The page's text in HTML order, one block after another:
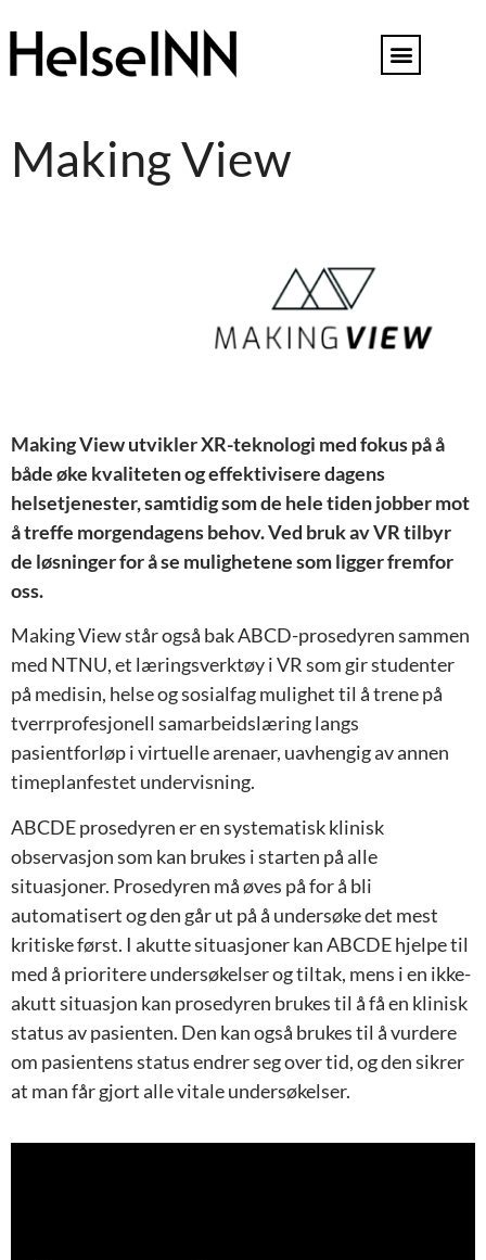
Making View
Making View utvikler XR-teknologi med fokus på å
både øke kvaliteten og effektivisere dagens
helsetjenester, samtidig som de hele tiden jobber mot
å treffe morgendagens behov. Ved bruk av VR tilbyr
de løsninger for å se mulighetene som ligger fremfor
oss.
Making View står også bak ABCD-prosedyren sammen
med NTNU, et læringsverktøy i VR som gir studenter
på medisin, helse og sosialfag mulighet til å trene på
tverrprofesjonell samarbeidslæring langs
pasientforløp i virtuelle arenaer, uavhengig av annen
timeplanfestet undervisning.
ABCDE prosedyren er en systematisk klinisk
observasjon som kan brukes i starten på alle
situasjoner. Prosedyren må øves på for å bli
automatisert og den går ut på å undersøke det mest
kritiske først. I akutte situasjoner kan ABCDE hjelpe til
med å prioritere undersøkelser og tiltak, mens i en ikke-
akutt situasjon kan prosedyren brukes til å få en klinisk
status av pasienten. Den kan også brukes til å vurdere
om pasientens status endrer seg over tid, og den sikrer
at man får gjort alle vitale undersøkelser.